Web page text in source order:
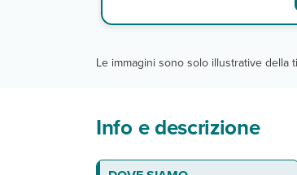
Le immagini sono solo illustrative
Info e descrizione
La spiaggia
Le camere
Ristoranti e bar
Servizi